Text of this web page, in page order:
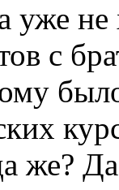
уже
с
же?